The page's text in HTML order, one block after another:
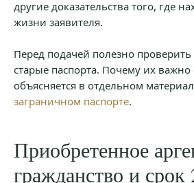
другие доказательства того, где
жизни заявителя.
Перед подачей полезно
старые паспорта. Почему их важно
объясняется в отдельном
заграничном паспорте.
Приобретенное
гражданство и срок